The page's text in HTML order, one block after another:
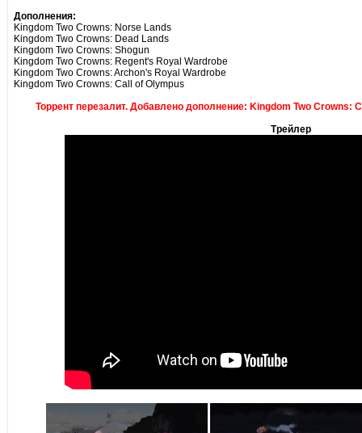
Дополнения:
Kingdom Two Crowns: Norse Lands
Kingdom Two Crowns: Dead Lands
Kingdom Two Crowns: Shogun
Kingdom Two Crowns: Regent's Royal Wardrobe
Kingdom Two Crowns: Archon's Royal Wardrobe
Kingdom Two Crowns: Call of Olympus
Торрент перезалит. Добавлено дополнение: Kingdom Two Crowns:
Трейлер